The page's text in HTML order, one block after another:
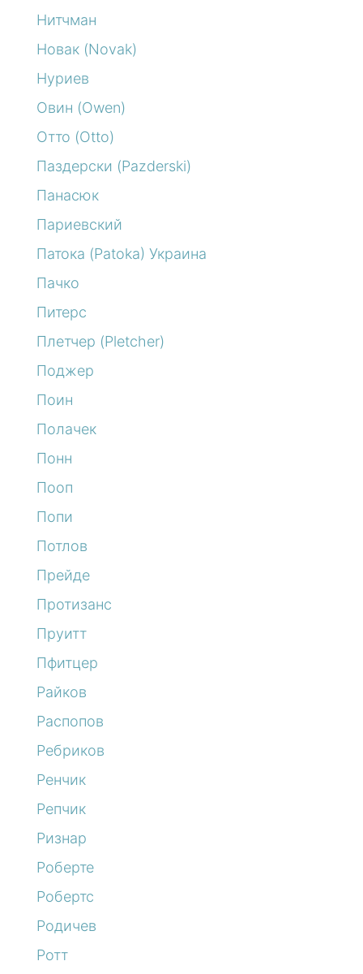
Нитчман
Новак (Novak)
Нуриев
Овин (Owen)
Отто (Otto)
Паздерски (Pazderski)
Панасюк
Париевский
Патока (Patoka) Украина
Пачко
Питерс
Плетчер (Pletcher)
Поджер
Поин
Полачек
Понн
Пооп
Попи
Потлов
Прейде
Протизанс
Пруитт
Пфитцер
Райков
Распопов
Ребриков
Ренчик
Репчик
Ризнар
Роберте
Робертс
Родичев
Ротт